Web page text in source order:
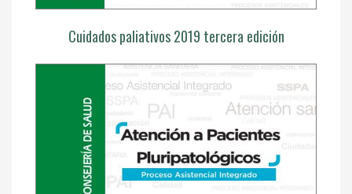
Cuidados paliativos 2019 tercera edición